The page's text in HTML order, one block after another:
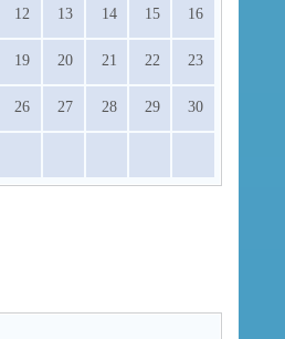
12 13 14 15 16
19 20 21 22 23
26 27 28 29 30